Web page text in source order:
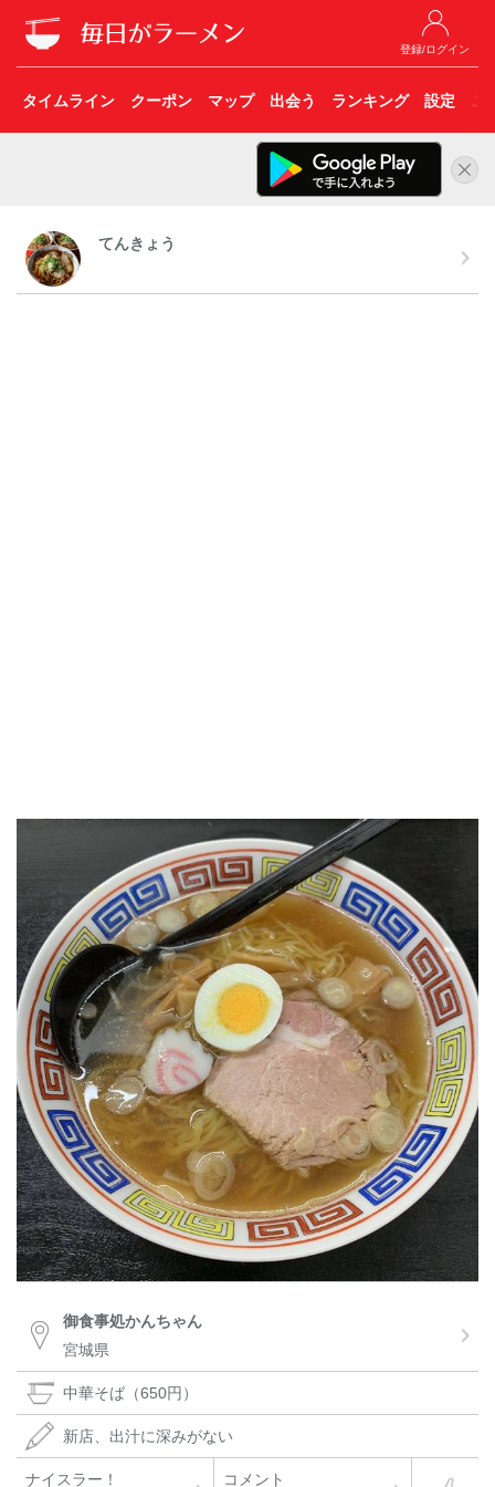
登録/ログイン
タイムライン クーポン マップ 出会う ランキング 設定 こ
てんきょう
御食事処かんちゃん
宮城県
中華そば（650円）
新店、出汁に深みがない
ナイスラー！ コメント